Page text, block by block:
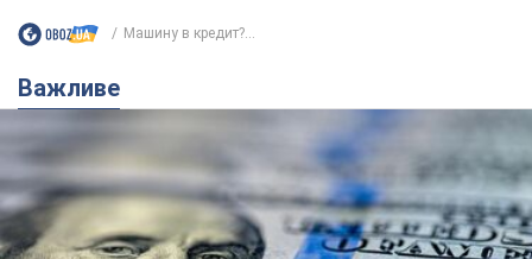
Машину в кредит?...
Важливе